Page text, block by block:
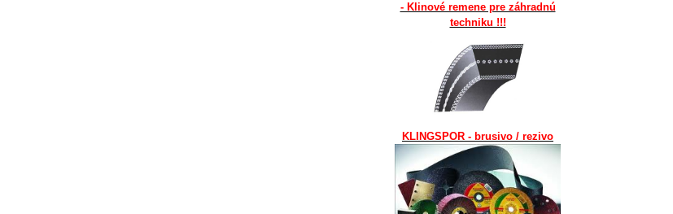
- Klinové remene pre záhradnú
techniku !!!
KLINGSPOR - brusivo / rezivo